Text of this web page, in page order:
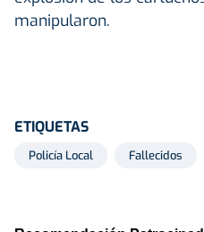
manipularon.
ETIQUETAS
Policía Local Fallecidos